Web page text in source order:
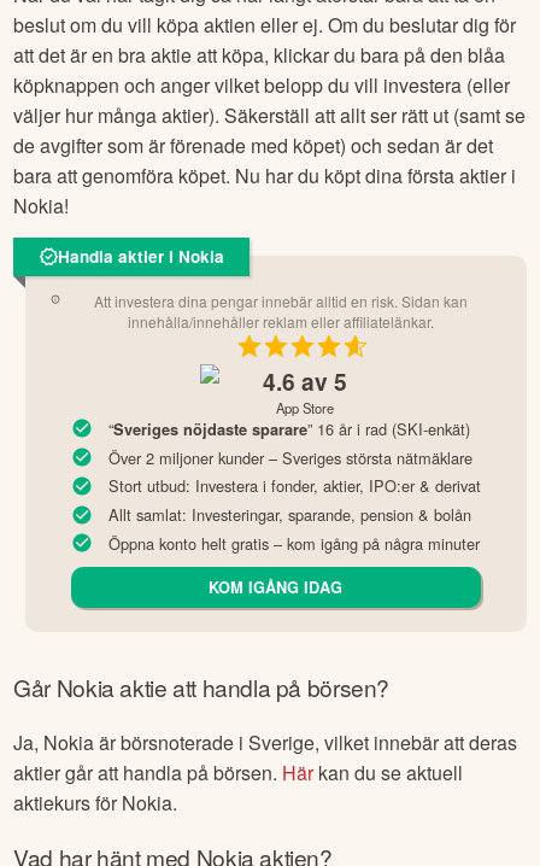
beslut om du vill köpa aktien eller ej. Om du beslutar dig för
att det är en bra aktie att köpa, klickar du bara på den blåa
köpknappen och anger vilket belopp du vill investera (eller
väljer hur många aktier). Säkerställ att allt ser rätt ut (samt se
de avgifter som är förenade med köpet) och sedan är det
bara att genomföra köpet. Nu har du köpt dina första aktier i
Nokia!
Handla aktier i Nokia
Att investera dina pengar innebär alltid en risk. Sidan kan
innehålla/innehåller reklam eller affiliatelänkar.
4.6 av 5
App Store
“Sveriges nöjdaste sparare” 16 år i rad (SKI-enkät)
Över 2 miljoner kunder – Sveriges största nätmäklare
Stort utbud: Investera i fonder, aktier, IPO:er & derivat
Allt samlat: Investeringar, sparande, pension & bolån
Öppna konto helt gratis – kom igång på några minuter
KOM IGÅNG IDAG
GårNokiaaktie att handla på börsen?
Ja, Nokiaär börsnoterade i Sverige, vilket innebär att deras
aktier går att handla på börsen. Härkan du se aktuell
aktiekurs för Nokia.
Vad har hänt med Nokiaaktien?